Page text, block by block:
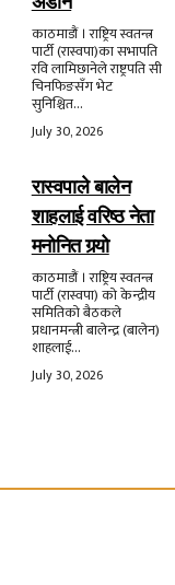
काठमाडौं । राष्ट्रिय स्वतन्त्र
पार्टी (रास्वपा)का सभापति
रवि लामिछानेले राष्ट्रपति सी
चिनफिङसँग भेट
सुनिश्चित...
July 30, 2026
रास्वपाले बालेन
शाहलाई वरिष्ठ नेता
मनोनित गर्‍यो
काठमाडौं । राष्ट्रिय स्वतन्त्र
पार्टी (रास्वपा) को केन्द्रीय
समितिको बैठकले
प्रधानमन्त्री बालेन्द्र (बालेन)
शाहलाई...
July 30, 2026